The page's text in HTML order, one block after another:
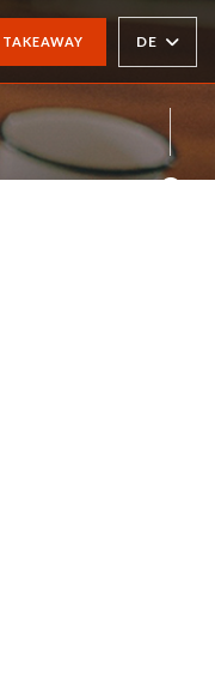
TAKEAWAY DE